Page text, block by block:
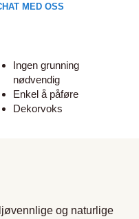
MED OSS
Ingen grunning
nødvendig
Enkel å påføre
Dekorvoks
og naturlige